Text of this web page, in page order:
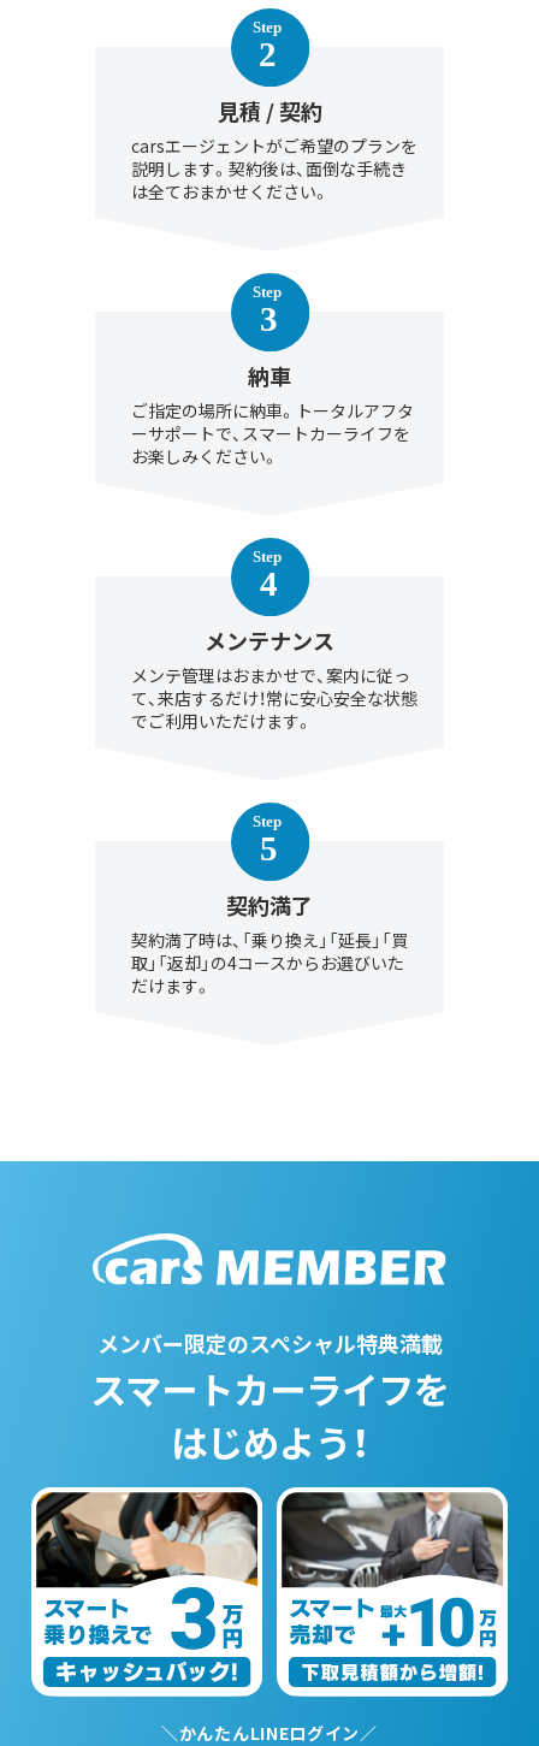
見積 / 契約
carsエージェントがご希望のプランを
説明します。契約後は、面倒な手続き
は全ておまかせください。
納車
ご指定の場所に納車。トータルアフタ
ーサポートで、スマートカーライフを
お楽しみください。
メンテナンス
メンテ管理はおまかせで、案内に従っ
て、来店するだけ！常に安心安全な状態
でご利用いただけます。
契約満了
契約満了時は、「乗り換え」「延長」「買
取」「返却」の4コースからお選びいた
だけます。
メンバー限定のスペシャル特典満載
スマートカーライフを
はじめよう！
＼かんたんLINEログイン／